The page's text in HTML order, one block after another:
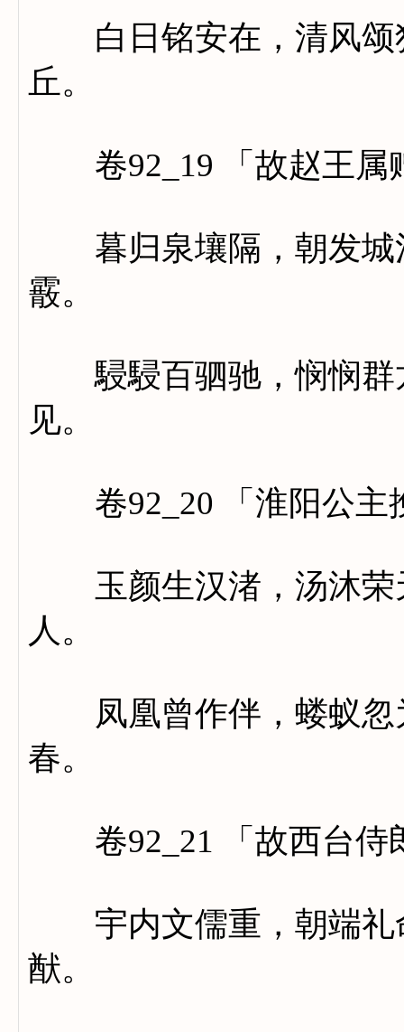
白日铭安在，清风颂
丘。
卷92_19 「故赵王属
暮归泉壤隔，朝发城
霰。
駸駸百驷驰，悯悯群
见。
卷92_20 「淮阳公主
玉颜生汉渚，汤沐荣
人。
凤凰曾作伴，蝼蚁忽
春。
卷92_21 「故西台侍
宇内文儒重，朝端礼
猷。